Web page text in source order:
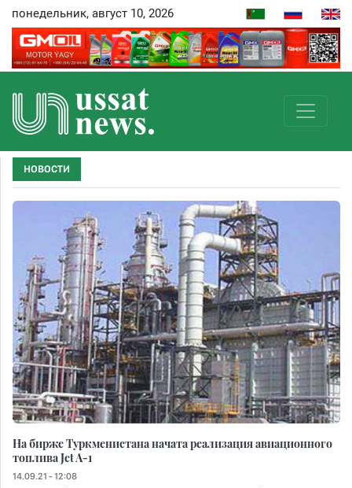
понедельник, август 10, 2026
НОВОСТИ
На бирже Туркменистана начата реализация авиационного
топлива Jet A-1
14.09.21 - 12:08